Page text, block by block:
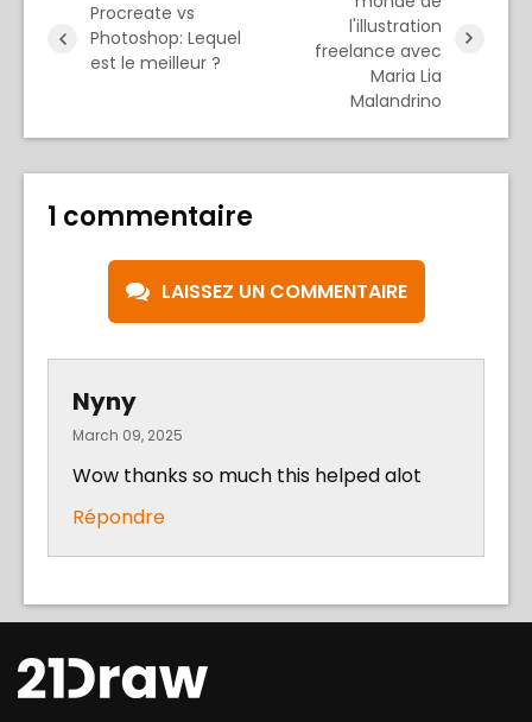
Procreate vs
Photoshop: Lequel
est le meilleur ?
l'illustration
freelance avec
Maria Lia
Malandrino
1 commentaire
LAISSEZ UN COMMENTAIRE
Nyny
March 09, 2025
Wow thanks so much this helped alot
Répondre